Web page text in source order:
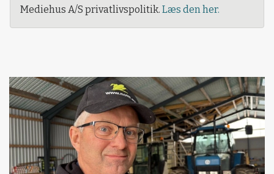
Mediehus A/S privatlivspolitik. Læs den her.